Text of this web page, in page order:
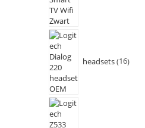
headsets 16